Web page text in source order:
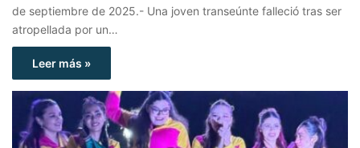
de septiembre de 2025.- Una joven transeúnte falleció tras ser
atropellada por un…
Leer más »